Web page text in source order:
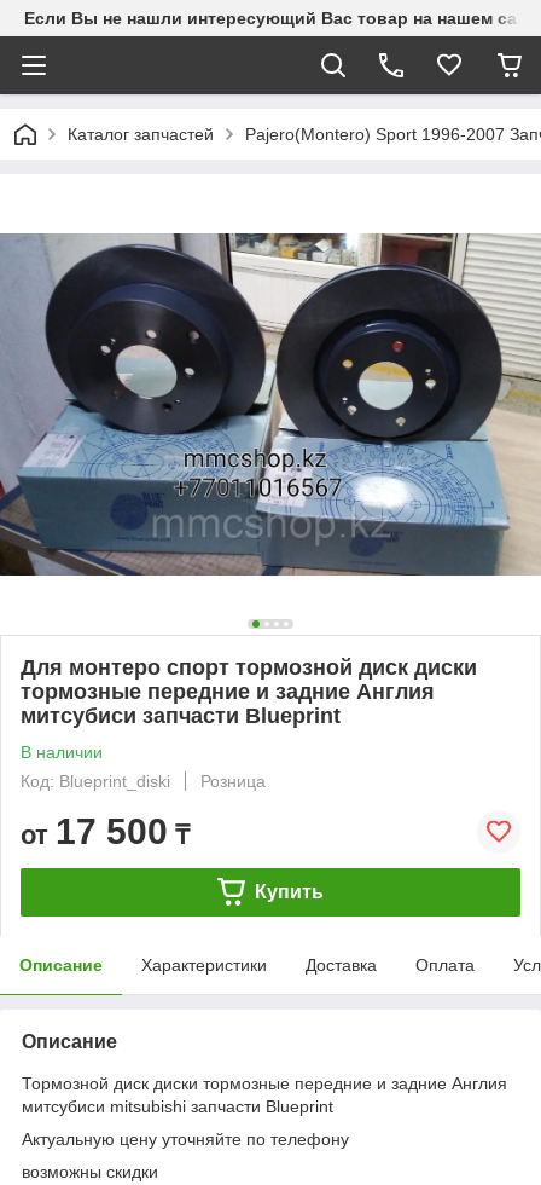
Если Вы не нашли интересующий Вас товар на нашем
Каталог запчастей Pajero(Montero) Sport 1996-2007
Для монтеро спорт тормозной диск диски
тормозные передние и задние Англия
митсубиси запчасти Blueprint
В наличии
Код: Blueprint_diski
Розница
от 17 500 ₸
Купить
Описание Характеристики Доставка Оплата
Описание
Тормозной диск диски тормозные передние и задние Англия
митсубиси mitsubishi запчасти Blueprint
Актуальную цену уточняйте по телефону
возможны скидки